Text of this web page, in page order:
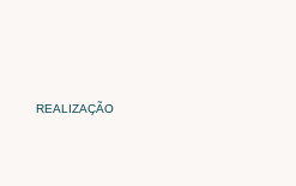
REALIZAÇÃO